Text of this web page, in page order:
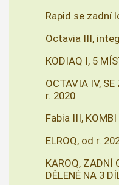
Rapid se zadní
Octavia III,
KODIAQ I, 5
OCTAVIA IV,
r. 2020
Fabia III, KOMBI
ELROQ, od r.
KAROQ, ZADNÍ
DĚLENÉ NA 3